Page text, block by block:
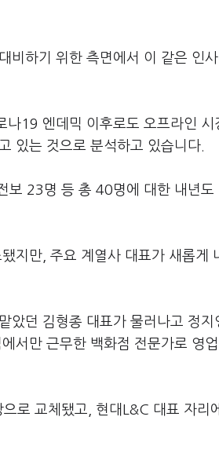
비하기 위한 측면에서 이 같은 인
나19 엔데믹 이후로도 오프라인 시
있는 것으로 분석하고 있습니다.
보 23명 등 총 40명에 대한 내년도
지만, 주요 계열사 대표가 새롭게
았던 김형종 대표가 물러나고 정지
서만 근무한 백화점 전문가로 영
로 교체됐고, 현대L&C 대표 자리